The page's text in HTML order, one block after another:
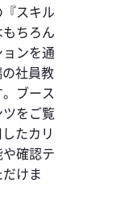
スキル
ちろん
ンを通
社員教
ブース
をご覧
たカリ
確認テ
けま